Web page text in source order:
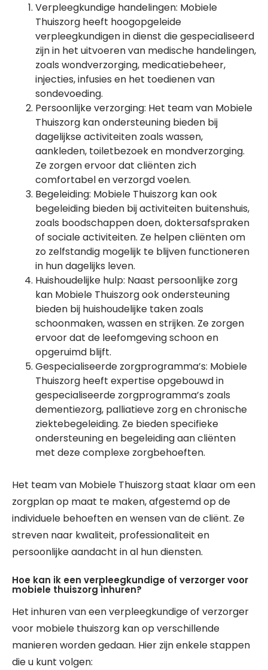
Verpleegkundige handelingen: Mobiele
Thuiszorg heeft hoogopgeleide
verpleegkundigen in dienst die gespecialiseerd
zijn in het uitvoeren van medische handelingen,
zoals wondverzorging, medicatiebeheer,
injecties, infusies en het toedienen van
sondevoeding.
Persoonlijke verzorging: Het team van Mobiele
Thuiszorg kan ondersteuning bieden bij
dagelijkse activiteiten zoals wassen,
aankleden, toiletbezoek en mondverzorging.
Ze zorgen ervoor dat cliënten zich
comfortabel en verzorgd voelen.
Begeleiding: Mobiele Thuiszorg kan ook
begeleiding bieden bij activiteiten buitenshuis,
zoals boodschappen doen, doktersafspraken
of sociale activiteiten. Ze helpen cliënten om
zo zelfstandig mogelijk te blijven functioneren
in hun dagelijks leven.
Huishoudelijke hulp: Naast persoonlijke zorg
kan Mobiele Thuiszorg ook ondersteuning
bieden bij huishoudelijke taken zoals
schoonmaken, wassen en strijken. Ze zorgen
ervoor dat de leefomgeving schoon en
opgeruimd blijft.
Gespecialiseerde zorgprogramma’s: Mobiele
Thuiszorg heeft expertise opgebouwd in
gespecialiseerde zorgprogramma’s zoals
dementiezorg, palliatieve zorg en chronische
ziektebegeleiding. Ze bieden specifieke
ondersteuning en begeleiding aan cliënten
met deze complexe zorgbehoeften.
Het team van Mobiele Thuiszorg staat klaar om een
zorgplan op maat te maken, afgestemd op de
individuele behoeften en wensen van de cliënt. Ze
streven naar kwaliteit, professionaliteit en
persoonlijke aandacht in al hun diensten.
Hoe kan ik een verpleegkundige of verzorger voor
mobiele thuiszorg inhuren?
Het inhuren van een verpleegkundige of verzorger
voor mobiele thuiszorg kan op verschillende
manieren worden gedaan. Hier zijn enkele stappen
die u kunt volgen: